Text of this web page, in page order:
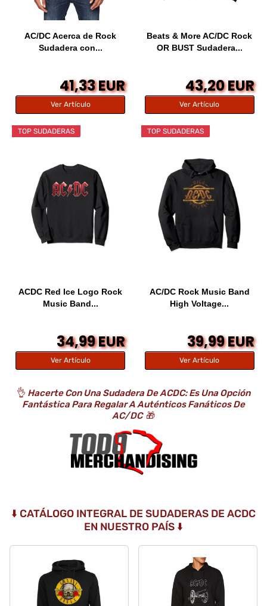
AC/DC Acerca de Rock
Sudadera con...
41,33 EUR
Ver Artículo
Beats & More AC/DC Rock
OR BUST Sudadera...
43,20 EUR
Ver Artículo
TOP SUDADERAS
ACDC Red Ice Logo Rock
Music Band...
34,99 EUR
Ver Artículo
TOP SUDADERAS
AC/DC Rock Music Band
High Voltage...
39,99 EUR
Ver Artículo
👌 Hacerte Con Una Sudadera De ACDC: Es Una Opción
Fantástica Para Regalar A Auténticos Fanáticos De
AC/DC 🎁
⬇️ CATÁLOGO INTEGRAL DE SUDADERAS DE ACDC
EN NUESTRO PAÍS ⬇️